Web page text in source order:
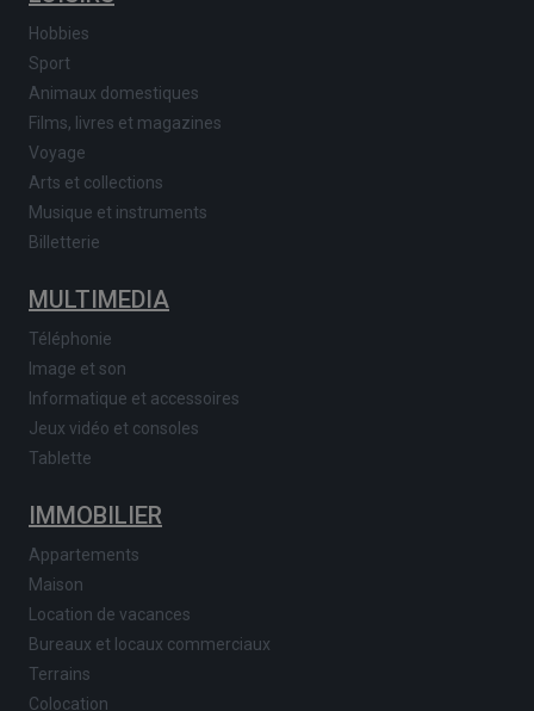
Hobbies
Sport
Animaux domestiques
Films, livres et magazines
Voyage
Arts et collections
Musique et instruments
Billetterie
MULTIMEDIA
Téléphonie
Image et son
Informatique et accessoires
Jeux vidéo et consoles
Tablette
IMMOBILIER
Appartements
Maison
Location de vacances
Bureaux et locaux commerciaux
Terrains
Colocation